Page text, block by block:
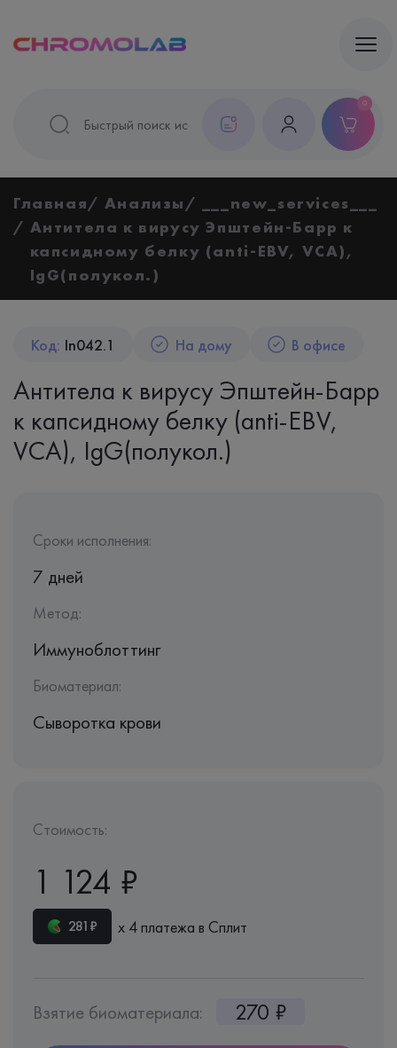
0
Главная Анализы
___new_services___
Антитела к вирусу Эпштейн-Барр к
капсидному белку (anti-EBV, VCA),
IgG(полукол.)
Код: In042.1 На дому В офисе
Антитела к вирусу Эпштейн-Барр
к капсидному белку (anti-EBV,
VCA), IgG(полукол.)
Сроки исполнения:
7 дней
Метод:
Иммуноблоттинг
Биоматериал:
Сыворотка крови
Стоимость:
1 124 ₽
281₽ х 4 платежа в Сплит
Взятие биоматериала: 270 ₽